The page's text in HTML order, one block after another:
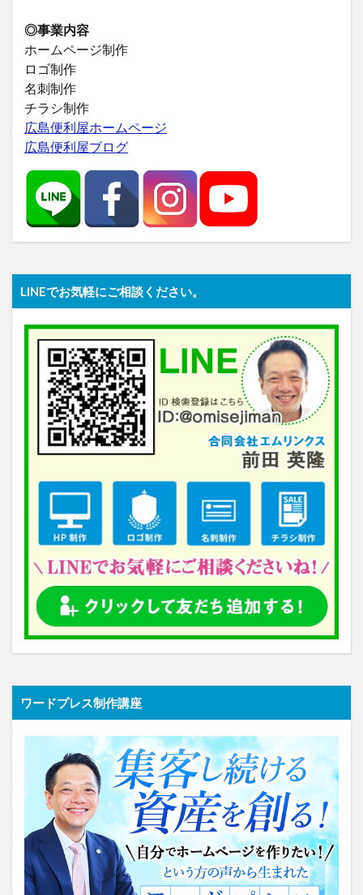
◎事業内容
ホームページ制作
ロゴ制作
名刺制作
チラシ制作
広島便利屋ホームページ
広島便利屋ブログ
LINEでお気軽にご相談ください。
ワードプレス制作講座